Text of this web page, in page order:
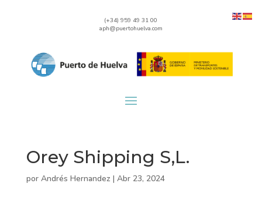
(+34) 959 49 31 00
aph@puertohuelva.com
Orey Shipping S,L.
por Andrés Hernandez | Abr 23, 2024